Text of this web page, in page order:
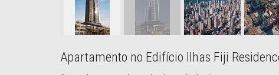
Apartamento no Edifício Ilhas Fiji